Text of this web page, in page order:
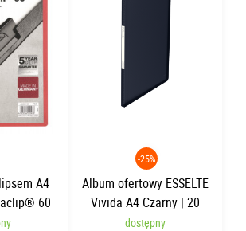
A4
60
kartek
-25%
Album ofertowy ESSELTE
Vivida A4 Czarny | 20
koszulek
dostępny